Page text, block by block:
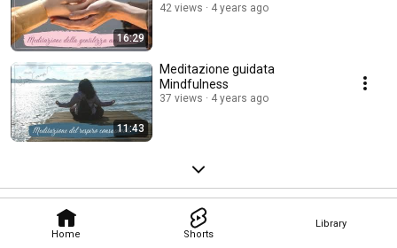
Home Shorts
Library
16:29
42 views 4 years ago
11:43
Meditazione guidata
Mindfulness
37 views 4 years ago